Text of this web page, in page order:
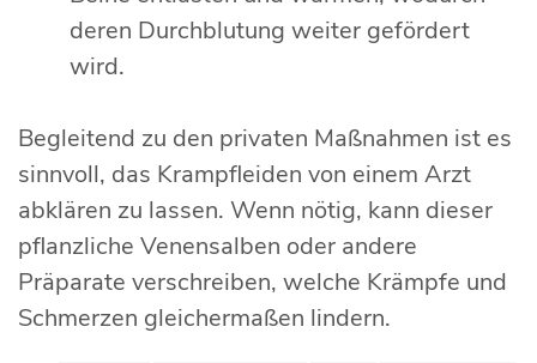
deren Durchblutung weiter gefördert
wird.
Begleitend zu den privaten Maßnahmen ist es
sinnvoll, das Krampfleiden von einem Arzt
abklären zu lassen. Wenn nötig, kann dieser
pflanzliche Venensalben oder andere
Präparate verschreiben, welche Krämpfe und
Schmerzen gleichermaßen lindern.